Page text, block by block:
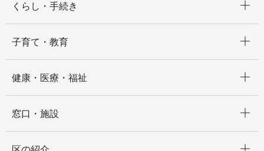
くらし・手続き
子育て・教育
健康・医療・福祉
窓口・施設